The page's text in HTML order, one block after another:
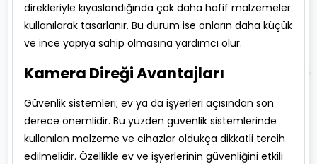
direkleriyle kıyaslandığında çok daha hafif malzemeler
kullanılarak tasarlanır. Bu durum ise onların daha küçük
ve ince yapıya sahip olmasına yardımcı olur.
Kamera Direği Avantajları
Güvenlik sistemleri; ev ya da işyerleri açısından son
derece önemlidir. Bu yüzden güvenlik sistemlerinde
kullanılan malzeme ve cihazlar oldukça dikkatli tercih
edilmelidir. Özellikle ev ve işyerlerinin güvenliğini etkili